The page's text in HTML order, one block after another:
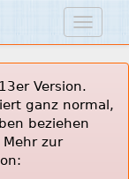
Version.
ganz normal,
beziehen
zur